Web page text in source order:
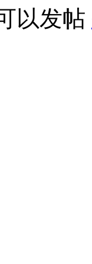
以发帖